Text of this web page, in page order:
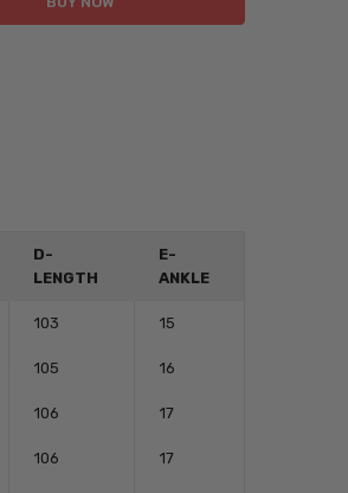
D-
LENGTH
E-
ANKLE
103 15
105 16
106 17
106 17